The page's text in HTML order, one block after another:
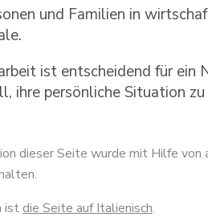
und Familien in
ist entscheidend für
ihre persönliche Situation zu
dieser Seite wurde mit Hilfe
istdie Seite auf Italienisch.